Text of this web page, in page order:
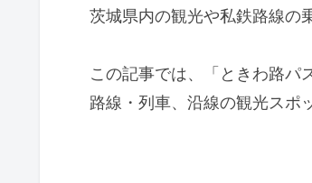
茨城県内の観光や私鉄路線の
この記事では、「ときわ路パ
路線・列車、沿線の観光スポ